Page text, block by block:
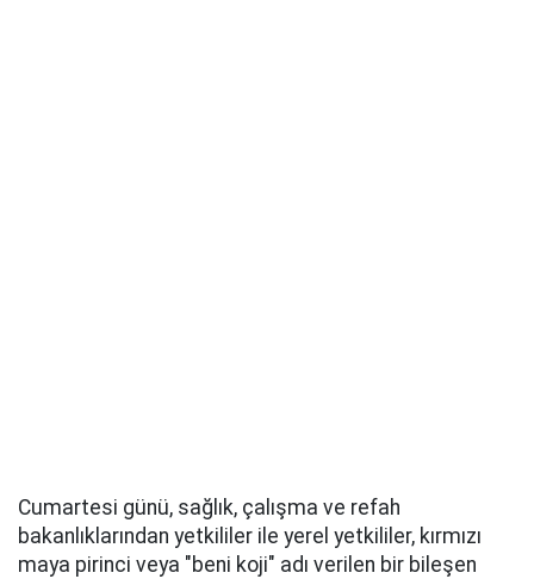
Cumartesi günü, sağlık, çalışma ve refah
bakanlıklarından yetkililer ile yerel yetkililer, kırmızı
maya pirinci veya "beni koji" adı verilen bir bileşen